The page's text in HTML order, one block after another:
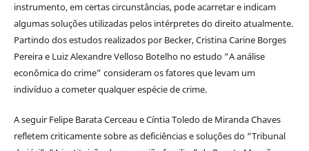
instrumento, em certas circunstâncias, pode acarretar e indicam
algumas soluções utilizadas pelos intérpretes do direito atualmente.
Partindo dos estudos realizados por Becker, Cristina Carine Borges
Pereira e Luiz Alexandre Velloso Botelho no estudo “A análise
econômica do crime” consideram os fatores que levam um
indivíduo a cometer qualquer espécie de crime.
A seguir Felipe Barata Cerceau e Cíntia Toledo de Miranda Chaves
refletem criticamente sobre as deficiências e soluções do “Tribunal